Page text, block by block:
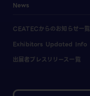
News
CEATECからのお知らせ一覧
Exhibitors Updated Info
出展者プレスリリース一覧